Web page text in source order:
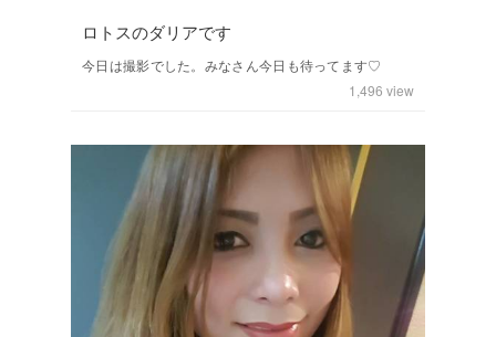
ロトスのダリアです
今日は撮影でした。みなさん今日も待ってます♡
1,496 view